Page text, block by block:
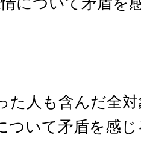
た人も含んだ全
ついて矛盾を感